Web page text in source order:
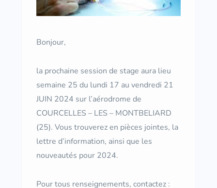
Bonjour,
la prochaine session de stage aura lieu
semaine 25 du lundi 17 au vendredi 21
JUIN 2024 sur l’aérodrome de
COURCELLES – LES – MONTBELIARD
(25). Vous trouverez en pièces jointes, la
lettre d’information, ainsi que les
nouveautés pour 2024.
Pour tous renseignements, contactez :